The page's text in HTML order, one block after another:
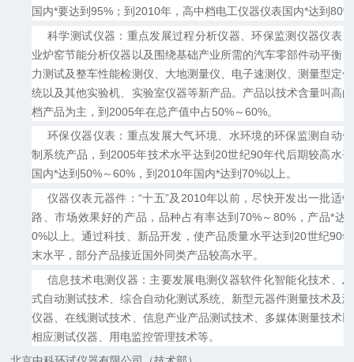
国内*要达到95%；到2010年，高中档电工仪器仪表国内*达到
科学测试仪器：重点发展过程分析仪器、环保监测仪器仪表
业炉窑节能分析仪器以及围绕基础产业所需的汽车零部件动平衡
力测试及整车性能检测仪、大地测量仪、电子速测仪、测量型定
统以及其他实验机、实验室仪器等新产品。产品以技术含量叫高
档产品为主，到2005年在总产值中占50%～60%。
环保仪器仪表：重点发展大气环境、水环境的环保监测自动
制系统产品，到2005年技术水平达到20世纪90年代后期较高水
国内*达到50%～60%，到2010年国内*达到70%以上。
仪器仪表元器件：“十五”及2010年以前，尽快开发出一批适
路、市场效果好的产品，品种占有率达到70%～80%，产品*达
0%以上。通过科技、新品开发，使产品质量水平达到20世纪90
末水平，部分产品接近国外同类产品较高水平。
信息技术电测仪器：主要发展电测仪器软件化智能化技术、
式自动测试技术、综合自动化测试系统、新型元器件测量技术及
仪器、在线测试技术、信息产业产品测试技术、多媒体测量技术
相应测试仪器、用电监控管理技术等。